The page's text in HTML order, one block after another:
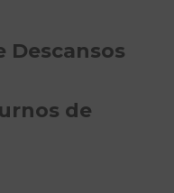
Descansos
de